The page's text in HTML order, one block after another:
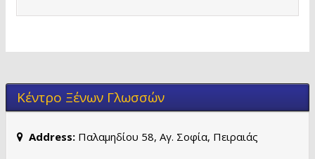
Κέντρο Ξένων Γλωσσών
Address: Παλαμηδίου 58, Αγ. Σοφία, Πειραιάς